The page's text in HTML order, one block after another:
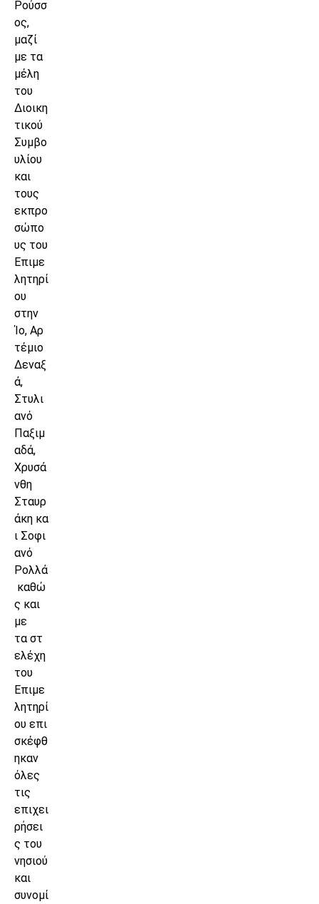
Ρούσσ
ος,
μαζί
με τα
μέλη
του
Διοικη
τικού
Συμβο
υλίου
και
τους
εκπρο
σώπο
υς του
Επιμε
λητηρί
ου
στην
Ίο, Αρ
τέμιο
Δεναξ
ά,
Στυλι
ανό
Παξιμ
αδά,
Χρυσά
νθη
Σταυρ
άκη κα
ι Σοφι
ανό
Ρολλά
καθώ
ς και
με
τα στ
ελέχη
του
Επιμε
λητηρί
ου επι
σκέφθ
ηκαν
όλες
τις
επιχει
ρήσει
ς του
νησιού
και
συνομί